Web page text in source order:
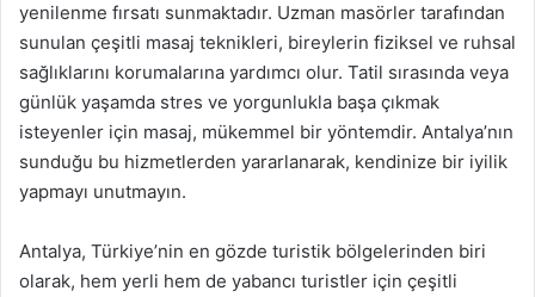
yenilenme fırsatı sunmaktadır. Uzman masörler tarafından
sunulan çeşitli masaj teknikleri, bireylerin fiziksel ve ruhsal
sağlıklarını korumalarına yardımcı olur. Tatil sırasında veya
günlük yaşamda stres ve yorgunlukla başa çıkmak
isteyenler için masaj, mükemmel bir yöntemdir. Antalya’nın
sunduğu bu hizmetlerden yararlanarak, kendinize bir iyilik
yapmayı unutmayın.
Antalya, Türkiye’nin en gözde turistik bölgelerinden biri
olarak, hem yerli hem de yabancı turistler için çeşitli